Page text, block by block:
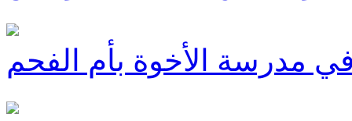
مدرسة الأخوة بأم الفحم